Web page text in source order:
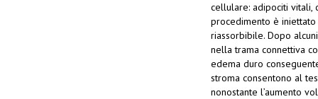
cellulare: adipociti vitali,
procedimento è
riassorbibile. Dopo
nella trama connettiva
edema duro
stroma consentono al
nonostante l’aumento